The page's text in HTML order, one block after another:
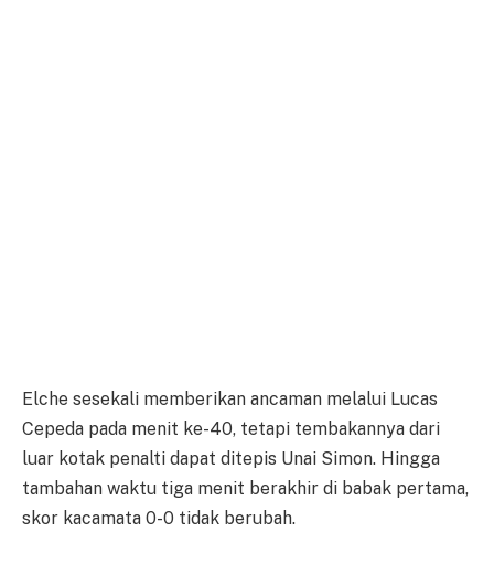
Elche sesekali memberikan ancaman melalui Lucas
Cepeda pada menit ke-40, tetapi tembakannya dari
luar kotak penalti dapat ditepis Unai Simon. Hingga
tambahan waktu tiga menit berakhir di babak pertama,
skor kacamata 0-0 tidak berubah.